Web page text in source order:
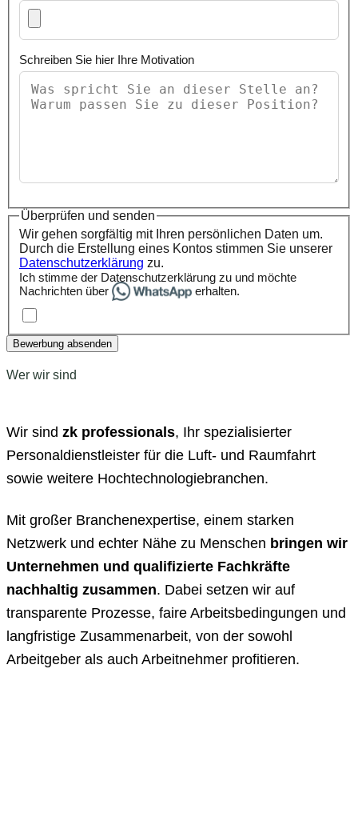
Schreiben Sie hier Ihre Motivation
Überprüfen und senden
Wir gehen sorgfältig mit Ihren persönlichen Daten um.
Durch die Erstellung eines Kontos stimmen Sie unserer
Datenschutzerklärung zu.
Ich stimme der Datenschutzerklärung zu und möchte
Nachrichten über
erhalten.
Bewerbung absenden
Wer wir sind
Wir sind zk professionals, Ihr spezialisierter
Personaldienstleister für die Luft- und Raumfahrt
sowie weitere Hochtechnologiebranchen.
Mit großer Branchenexpertise, einem starken
Netzwerk und echter Nähe zu Menschen bringen wir
Unternehmen und qualifizierte Fachkräfte
nachhaltig zusammen. Dabei setzen wir auf
transparente Prozesse, faire Arbeitsbedingungen und
langfristige Zusammenarbeit, von der sowohl
Arbeitgeber als auch Arbeitnehmer profitieren.